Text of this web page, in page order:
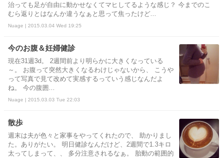
治っても足が自由に動かせなくてマヒしてるような感じ？ 今までのこ
むら返りとはなんか違うなぁと思って焦ったけど...
Nuage | 2015.03.04 Wed 19:25
今のお腹＆妊婦健診
現在31週3d。 2週間前より明らかに大きくなっている
～。 お腹って突然大きくなるわけじゃないから、 こうや
って写真で見て改めて実感するっていう感じなんだよ
ね。 今の腹囲...
Nuage | 2015.03.03 Tue 22:03
散歩
週末は夫が色々と家事をやってくれたので、 助かりまし
た。ありがたい。 明日健診なんだけど、2週間で1.3キロ
太ってしまって、、 多分注意されるなぁ。 胎動の範囲的